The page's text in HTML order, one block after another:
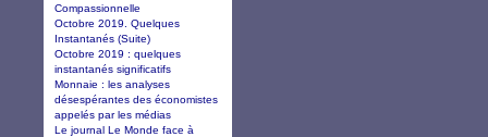
Compassionnelle
Octobre 2019. Quelques
Instantanés (Suite)
Octobre 2019 : quelques
instantanés significatifs
Monnaie : les analyses
désespérantes des économistes
appelés par les médias
Le journal Le Monde face à